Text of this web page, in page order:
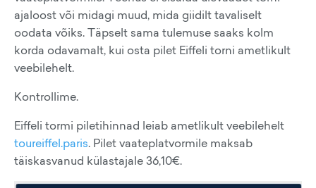
ajaloost või midagi muud, mida giidilt tavaliselt
oodata võiks. Täpselt sama tulemuse saaks kolm
korda odavamalt, kui osta pilet Eiffeli torni ametlikult
veebilehelt.
Kontrollime.
Eiffeli tormi piletihinnad leiab ametlikult veebilehelt
toureiffel.paris. Pilet vaateplatvormile maksab
täiskasvanud külastajale 36,10€.